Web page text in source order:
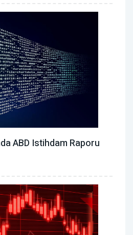
ABD Istihdam Raporu